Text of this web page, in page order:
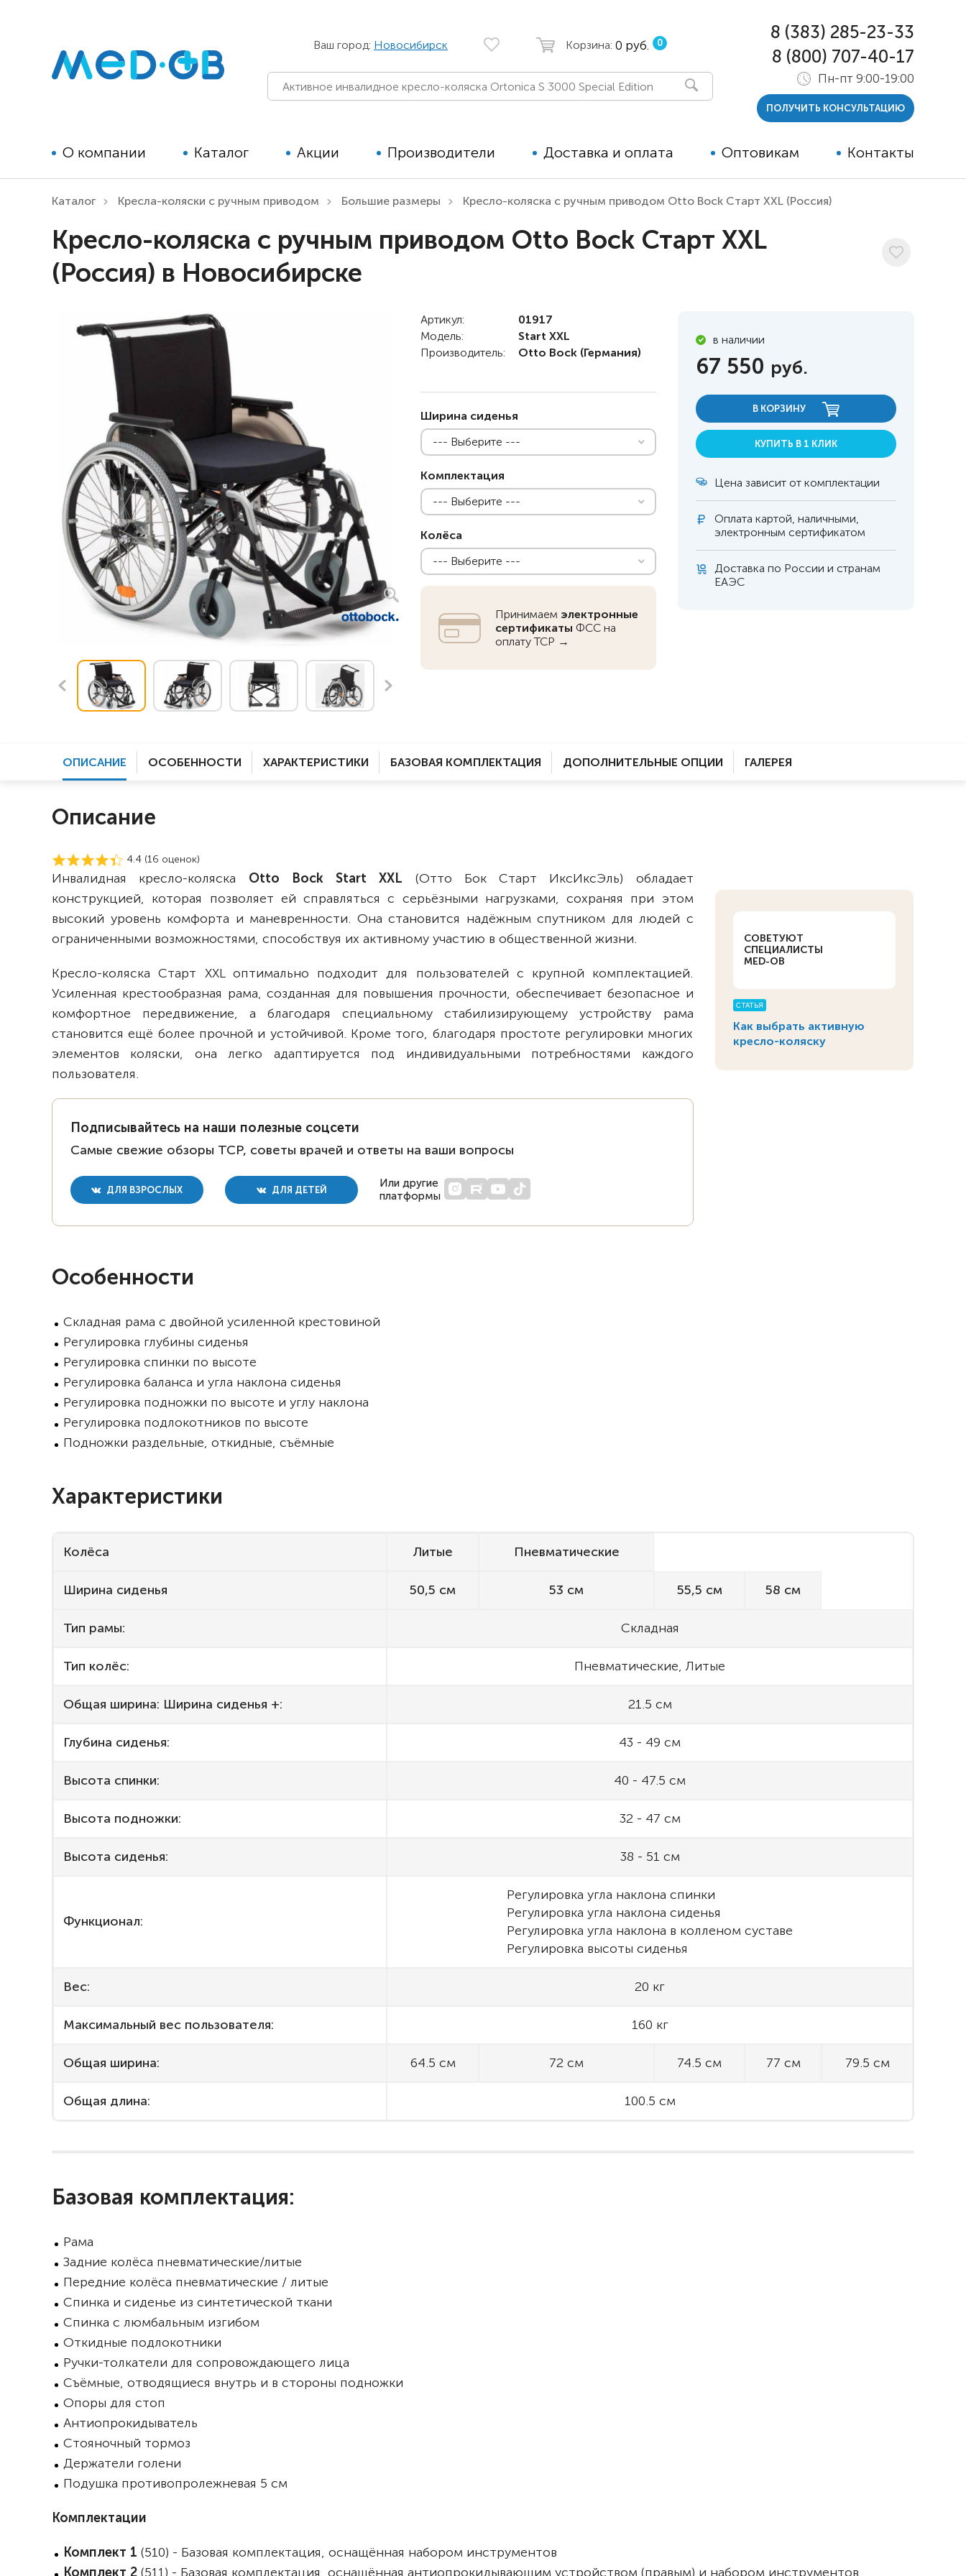
Ваш город: Новосибирск Корзина: 0 руб. 0
О компании Каталог
реабилитации для детей
Технические средства
реабилитации для взрослых
Респираторное оборудование
Подъёмники для инвалидов
Коляски для детей с ДЦП
Детские вертикализаторы
Детские коляски с
электроприводом
Велосипеды
Для ванны
Товары для
позиционирования
Реабилитационные костюмы
Иппотренажёры
Тренажёры
Активные
Кресла-коляски с ручным
приводом
Кресло-коляски с
электроприводом
Скутеры
Оборудование с туалетом
колясок
Вертикализаторы
Кровати для дома
Весы для инвалидов
Иппотерапия
CPAP | BPAP аппараты
Аппараты для вентиляции
лёгких
Откашливатели
Кислородное оборудование
Вертикальные
Наклонные
Гусеничные
Для бассейна
Для ванны
Для дома
Для автомобилей
Акции Производители Доставка и оплата Оптовикам Контакты
8 (383) 285-23-33
8 (800) 707-40-17
Пн-пт 9:00-19:00
ПОЛУЧИТЬ КОНСУЛЬТАЦИЮ
Каталог Кресла-коляски с ручным приводом Большие размеры Кресло-коляска с ручным приводом Otto Bock Старт XXL (Россия)
Кресло-коляска с ручным приводом Otto Bock Старт XXL
(Россия) в Новосибирске
Артикул:
01917
Модель:
Start XXL
Производитель:
Otto Bock(Германия)
Ширина сиденья
--- Выберите ---
Комплектация
--- Выберите ---
Колёса
--- Выберите ---
Принимаем электронные
сертификаты ФСС на
оплату ТСР →
в наличии
67 550 руб.
В КОРЗИНУ
КУПИТЬ В 1 КЛИК
Цена зависит от комплектации
Оплата картой, наличными,
электронным сертификатом
Доставка по России и странам
ЕАЭС
ОПИСАНИЕ ОСОБЕННОСТИ ХАРАКТЕРИСТИКИ БАЗОВАЯ КОМПЛЕКТАЦИЯ ДОПОЛНИТЕЛЬНЫЕ ОПЦИИ ГАЛЕРЕЯ
Описание
4.4 (16 оценок)
СОВЕТУЮТ
СПЕЦИАЛИСТЫ
MED-OB
СТАТЬЯ
Как выбрать активную
кресло-коляску
Инвалидная кресло-коляска Otto Bock Start XXL (Отто Бок Старт ИксИксЭль) обладает
конструкцией, которая позволяет ей справляться с серьёзными нагрузками, сохраняя при этом
высокий уровень комфорта и маневренности. Она становится надёжным спутником для людей с
ограниченными возможностями, способствуя их активному участию в общественной жизни.
Кресло-коляска Старт XXL оптимально подходит для пользователей с крупной комплектацией.
Усиленная крестообразная рама, созданная для повышения прочности, обеспечивает безопасное и
комфортное передвижение, а благодаря специальному стабилизирующему устройству рама
становится ещё более прочной и устойчивой. Кроме того, благодаря простоте регулировки многих
элементов коляски, она легко адаптируется под индивидуальными потребностями каждого
пользователя.
Подписывайтесь на наши полезные соцсети
Самые свежие обзоры ТСР, советы врачей и ответы на ваши вопросы
ДЛЯ ВЗРОСЛЫХ ДЛЯ ДЕТЕЙ
Или другие
платформы
Особенности
Складная рама с двойной усиленной крестовиной
Регулировка глубины сиденья
Регулировка спинки по высоте
Регулировка баланса и угла наклона сиденья
Регулировка подножки по высоте и углу наклона
Регулировка подлокотников по высоте
Подножки раздельные, откидные, съёмные
Характеристики
Колёса Литые Пневматические
Ширина сиденья 50,5 см 53 см 55,5 см 58 см
Тип рамы: Складная
Тип колёс: Пневматические, Литые
Общая ширина: Ширина сиденья +: 21.5 см
Глубина сиденья: 43 - 49 см
Высота спинки: 40 - 47.5 см
Высота подножки: 32 - 47 см
Высота сиденья: 38 - 51 см
Функционал:
Регулировка угла наклона спинки
Регулировка угла наклона сиденья
Регулировка угла наклона в колленом суставе
Регулировка высоты сиденья
Вес: 20 кг
Максимальный вес пользователя: 160 кг
Общая ширина: 64.5 см 72 см 74.5 см 77 см 79.5 см
Общая длина: 100.5 см
Базовая комплектация:
Рама
Задние колёса пневматические/литые
Передние колёса пневматические / литые
Спинка и сиденье из синтетической ткани
Спинка с люмбальным изгибом
Откидные подлокотники
Ручки-толкатели для сопровождающего лица
Съёмные, отводящиеся внутрь и в стороны подножки
Опоры для стоп
Антиопрокидыватель
Стояночный тормоз
Держатели голени
Подушка противопролежневая 5 см
Комплектации
Комплект 1 (510) - Базовая комплектация, оснащённая набором инструментов
Комплект 2 (511) - Базовая комплектация, оснащённая антиопрокидывающим устройством (правым) и набором инструментов